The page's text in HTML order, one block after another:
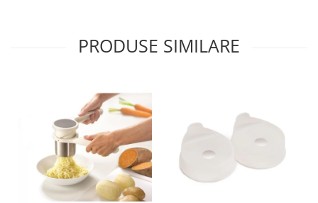
PRODUSE SIMILARE